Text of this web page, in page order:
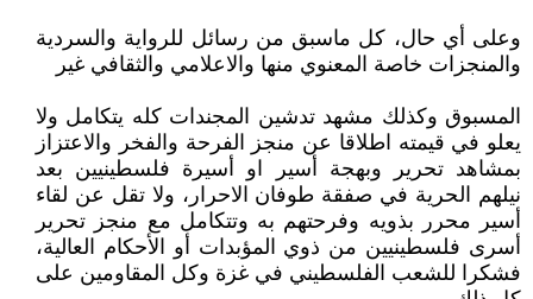
وعلى أي حال، كل ماسبق من رسائل للرواية والسردية
والمنجزات خاصة المعنوي منها والاعلامي والثقافي غير
المسبوق وكذلك مشهد تدشين المجندات كله يتكامل ولا
يعلو في قيمته اطلاقا عن منجز الفرحة والفخر والاعتزاز
بمشاهد تحرير وبهجة أسير او أسيرة فلسطينيين بعد
نيلهم الحرية في صفقة طوفان الاحرار، ولا تقل عن لقاء
أسير محرر بذويه وفرحتهم به وتتكامل مع منجز تحرير
أسرى فلسطينيين من ذوي المؤبدات أو الأحكام العالية،
فشكرا للشعب الفلسطيني في غزة وكل المقاومين على